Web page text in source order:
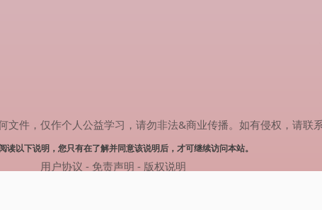
文件，仅作个人公益学习，请勿非法&商业传播。如有侵权，请联
读以下说明，您只有在了解并同意该说明后，才可继续访问本站。
用户协议 - 免责声明 - 版权说明